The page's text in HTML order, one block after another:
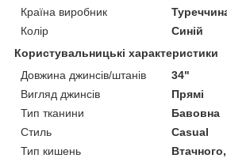
Країна виробник
Колір
Синій
Користувальницькі характеристики
Довжина джинсів/штанів
34"
Вигляд джинсів
Прямі
Тип тканини
Бавовна
Стиль
Casual
Тип кишень